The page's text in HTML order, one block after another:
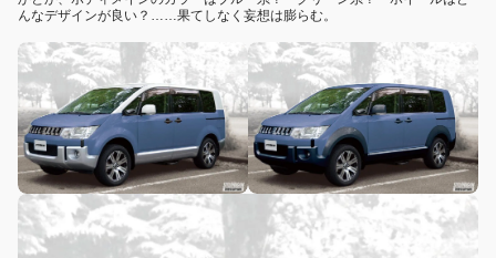
んなデザインが良い？……果てしなく妄想は膨らむ。